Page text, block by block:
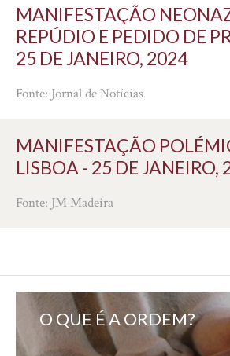
MANIFESTAÇÃO
REPÚDIO E PEDIDO DE
25 DE JANEIRO, 2024
Fonte: Jornal de Notícias
MANIFESTAÇÃO
LISBOA - 25 DE JANEIRO,
Fonte: JM Madeira
O QUE É A ORDEM?